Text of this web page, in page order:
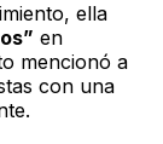
ella
en
mencionó a
con una